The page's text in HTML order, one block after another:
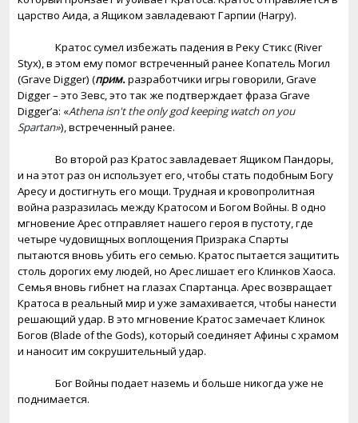
царство Аида, а Ящиком завладевают Гарпии (Harpy).
Кратоссумел избежать падения в РекуСтикс(River
Styx),в этом емупомогвстреченный ранее Копатель Могил
(Grave Digger) (прим.разработчики игры говорили, Grave
Digger –это Зевс,это также подтверждаетфраза Grave
Digger’а: «Athena isn't the only god keeping watch on you
Spartan»),встреченный ранее.
Во второй раз Кратос завладевает Ящиком Пандоры,
и на этот раз он использует его, чтобы стать подобным Богу
Аресу и достигнуть его мощи. Трудная и кровопролитная
война разразилась между Кратосом и Богом Войны. В одно
мгновение Арес отправляет нашего героя в пустоту, где
четыре чудовищных воплощения Призрака Спарты
пытаются вновь убить его семью. Кратос пытается защитить
столь дорогих ему людей, но Арес лишает его Клинков Хаоса.
Семья вновь гибнет на глазах Спартанца. Арес возвращает
Кратоса в реальный мир и уже замахивается, чтобы нанести
решающий удар. В это мгновение Кратос замечает Клинок
Богов (Blade ofthe Gods), который соединяет Афины с храмом
и наносит им сокрушительный удар.
Бог Войны подает наземь и больше никогда уже не
поднимается.